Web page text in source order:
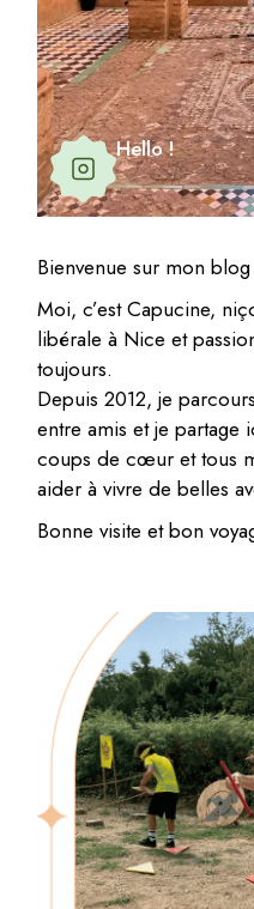
Hello !
Bienvenue sur mon blog
Moi, c’est Capucine,
libérale à Nice et
toujours.
Depuis 2012, je
entre amis et je partage
coups de cœur et tous
aider à vivre de belles
Bonne visite et bon